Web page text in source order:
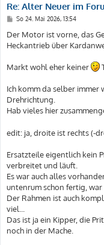
Re: Alter Neuer im
B
i
t
r
So 24. Mai 2026, 13:54
Der Motor ist vorne, das
Heckantrieb über
Markt wohl eher keiner
Ich komm da selber immer
Drehrichtung.
Hab vieles hier
edit: ja, droite ist rechts (-
Ersatzteile eigentlich kein
verbreitet und läuft.
Es war auch alles
untenrum schon fertig, war
Der Rahmen ist auch
viel...
Das ist ja ein Kipper, die
noch in der Mache.